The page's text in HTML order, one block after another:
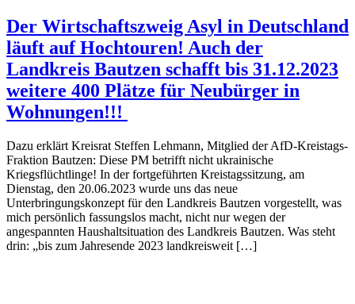
Der Wirtschaftszweig Asyl in Deutschland
läuft auf Hochtouren! Auch der
Landkreis Bautzen schafft bis 31.12.2023
weitere 400 Plätze für Neubürger in
Wohnungen!!!
Dazu erklärt Kreisrat Steffen Lehmann, Mitglied der AfD-Kreistags-
Fraktion Bautzen: Diese PM betrifft nicht ukrainische
Kriegsflüchtlinge! In der fortgeführten Kreistagssitzung, am
Dienstag, den 20.06.2023 wurde uns das neue
Unterbringungskonzept für den Landkreis Bautzen vorgestellt, was
mich persönlich fassungslos macht, nicht nur wegen der
angespannten Haushaltsituation des Landkreis Bautzen. Was steht
drin: „bis zum Jahresende 2023 landkreisweit […]